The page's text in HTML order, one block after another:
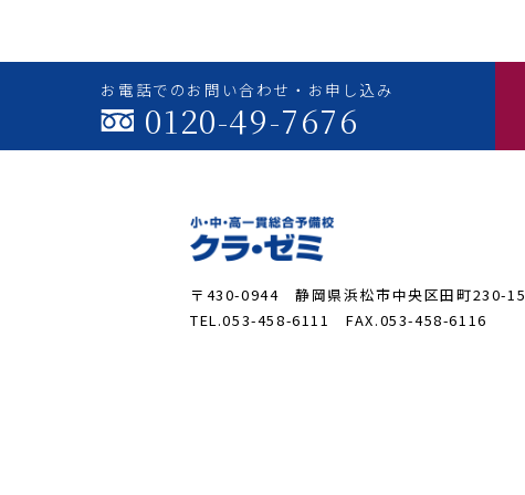
お電話でのお問い合わせ・お申し込み
0120-49-7676
〒430-0944 静岡県浜松市中央区田町230-15
TEL.053-458-6111 FAX.053-458-6116